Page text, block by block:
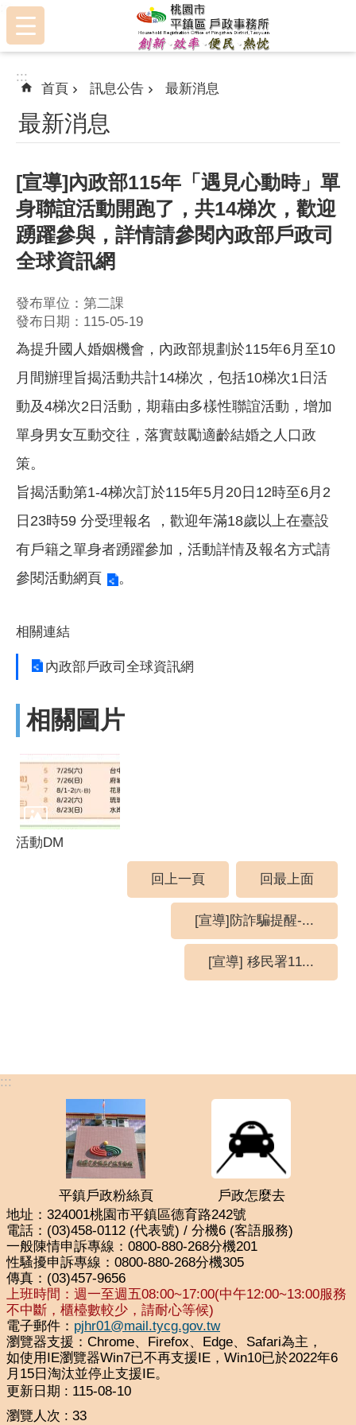
跳到主要內容區塊
:::
:::
首頁 訊息公告 最新消息
最新消息
[宣導]內政部115年「遇見心動時」單
身聯誼活動開跑了，共14梯次，歡迎
踴躍參與，詳情請參閱內政部戶政司
全球資訊網
發布單位：第二課
發布日期：115-05-19
為提升國人婚姻機會，內政部規劃於115年6月至10
月間辦理旨揭活動共計14梯次，包括10梯次1日活
動及4梯次2日活動，期藉由多樣性聯誼活動，增加
單身男女互動交往，落實鼓勵適齡結婚之人口政
策。
旨揭活動第1-4梯次訂於115年5月20日12時至6月2
日23時59 分受理報名 ，歡迎年滿18歲以上在臺設
有戶籍之單身者踴躍參加，活動詳情及報名方式請
參閱活動網頁 。
相關連結
內政部戶政司全球資訊網
相關圖片
活動DM
回上一頁 回最上面
[宣導]防詐騙提醒-...
[宣導] 移民署11...
:::
平鎮戶政粉絲頁
戶政怎麼去
地址：324001桃園市平鎮區德育路242號
電話：(03)458-0112 (代表號) / 分機6 (客語服務)
一般陳情申訴專線：0800-880-268分機201
性騷擾申訴專線：0800-880-268分機305
傳真：(03)457-9656
上班時間：週一至週五08:00~17:00(中午12:00~13:00服務
不中斷，櫃檯數較少，請耐心等候)
電子郵件： pjhr01@mail.tycg.gov.tw
瀏覽器支援：Chrome、Firefox、Edge、Safari為主，
如使用IE瀏覽器Win7已不再支援IE，Win10已於2022年6
月15日淘汰並停止支援IE。
更新日期
115-08-10
瀏覽人次
33